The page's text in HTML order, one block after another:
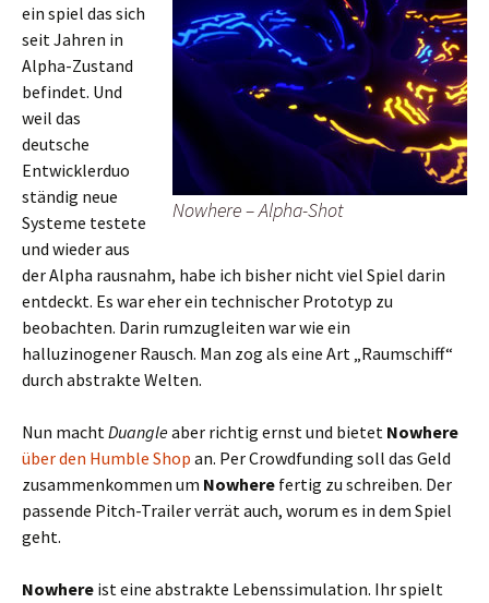
Nowhere – Alpha-Shot
ein spiel das sich
seit Jahren in
Alpha-Zustand
befindet. Und
weil das
deutsche
Entwicklerduo
ständig neue
Systeme testete
und wieder aus
der Alpha rausnahm, habe ich bisher nicht viel Spiel darin
entdeckt. Es war eher ein technischer Prototyp zu
beobachten. Darin rumzugleiten war wie ein
halluzinogener Rausch. Man zog als eine Art „Raumschiff“
durch abstrakte Welten.
Nun machtDuangleaber richtig ernst und bietet Nowhere
über den Humble Shop an. Per Crowdfunding soll das Geld
zusammenkommen um Nowhere fertig zu schreiben. Der
passende Pitch-Trailer verrät auch, worum es in dem Spiel
geht.
Nowhere ist eine abstrakte Lebenssimulation. Ihr spielt